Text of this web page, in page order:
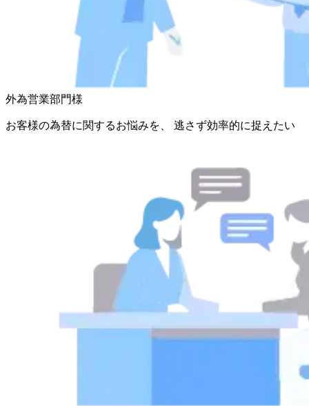
外為営業部門様
お客様の為替に関するお悩みを、 逃さず効率的に捉えたい